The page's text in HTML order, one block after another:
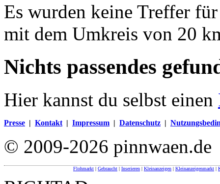
Es wurden keine Treffer
mit dem Umkreis von 20
Nichts passendes
Hier kannst du selbst einen
Presse | Kontakt | Impressum | Datenschutz |
© 2009-2026 pinnwaen.de
Flohmarkt | Gebraucht | Inserieren | Kleinanzeigen | Kleinanzeigenmarkt |